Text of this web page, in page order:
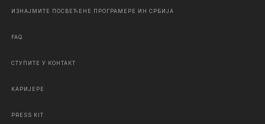
ИЗНАЈМИТЕ ПОСВЕЋЕНЕ ПРОГРАМЕРЕ ИН СРБИЈА
FAQ
СТУПИТЕ У КОНТАКТ
КАРИЈЕРЕ
PRESS KIT